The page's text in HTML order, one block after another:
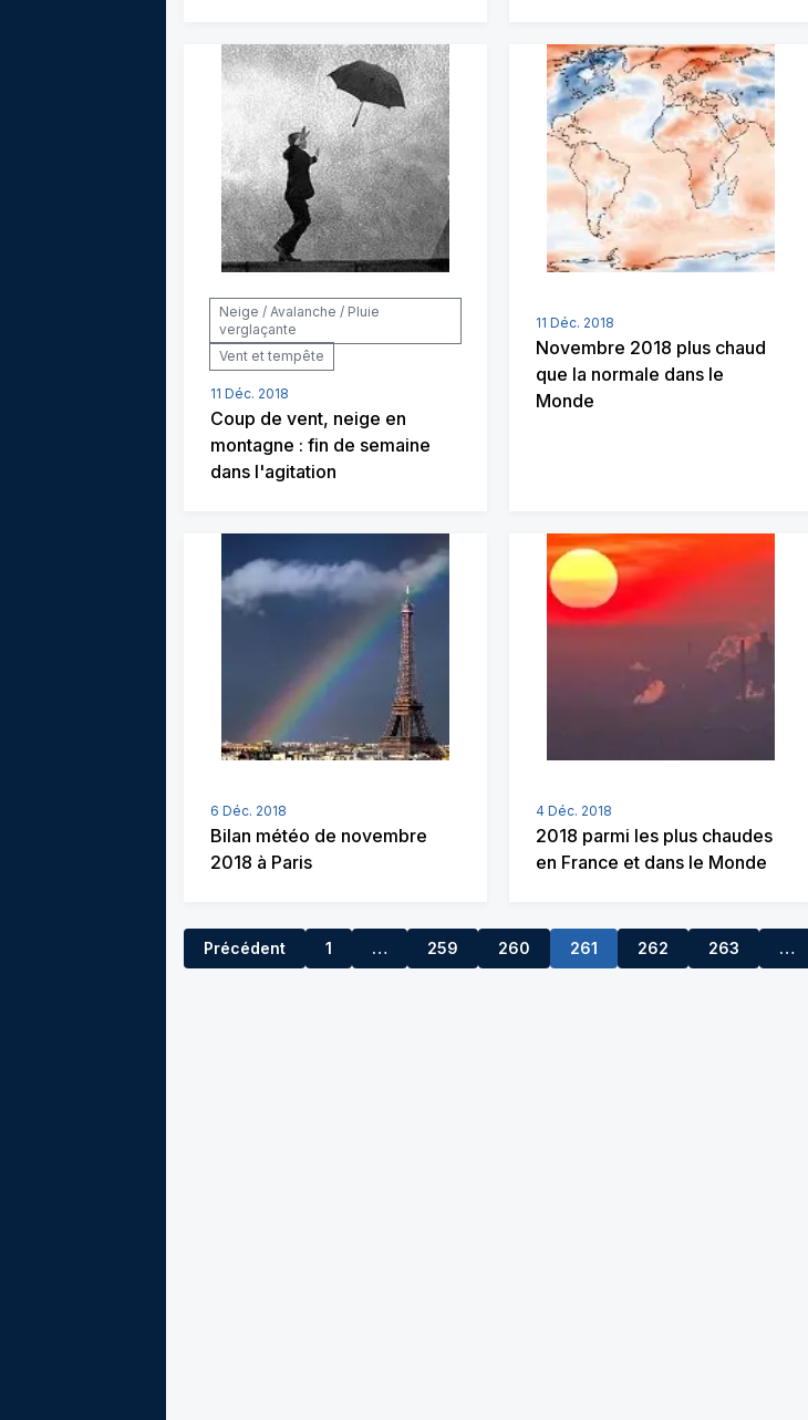
Neige / Avalanche / Pluie
verglaçante
Vent et tempête
11 Déc. 2018
Coup de vent, neige en
montagne : fin de semaine
dans l'agitation
11 Déc. 2018
Novembre 2018 plus chaud
que la normale dans le
Monde
6 Déc. 2018
Bilan météo de novembre
2018 à Paris
4 Déc. 2018
2018 parmi les plus chaudes
en France et dans le Monde
Précédent 1 …
258 259 260 261 262 263 …
264